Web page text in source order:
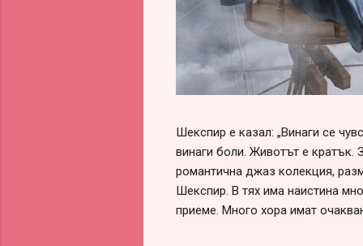
Шекспир е казал: „Винаги се
винаги боли. Животът е кратък.
романтична джаз колекция,
Шекспир. В тях има наистина
приеме. Много хора имат